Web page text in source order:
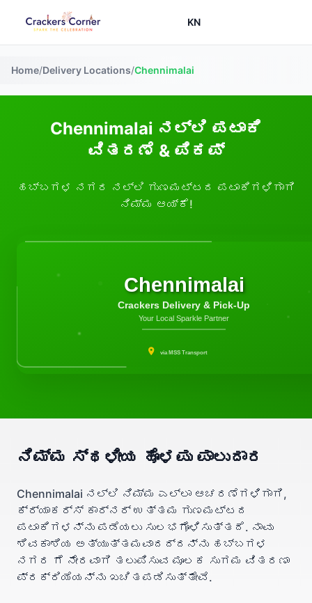
KN
Home/Delivery Locations/Chennimalai
Chennimalai ನಲ್ಲಿ ಪಟಾಕಿ
ವಿತರಣೆ & ಪಿಕಪ್
ಹಬ್ಬಗಳ ನಗರ ನಲ್ಲಿ ಗುಣಮಟ್ಟದ ಪಟಾಕಿಗಳಿಗಾಗಿ
ನಿಮ್ಮ ಆಯ್ಕೆ!
Chennimalai
Crackers Delivery & Pick-Up
Your Local Sparkle Partner
via MSS Transport
ನಿಮ್ಮ ಸ್ಥಳೀಯ ಹೊಳಪು ಪಾಲುದಾರ
Chennimalai ನಲ್ಲಿ ನಿಮ್ಮ ಎಲ್ಲಾ ಆಚರಣೆಗಳಿಗಾಗಿ,
ಕ್ರ್ಯಾಕರ್ಸ್ ಕಾರ್ನರ್ ಉತ್ತಮ ಗುಣಮಟ್ಟದ
ಪಟಾಕಿಗಳನ್ನು ಪಡೆಯಲು ಸುಲಭಗೊಳಿಸುತ್ತದೆ. ನಾವು
ಶಿವಕಾಶಿಯ ಅತ್ಯುತ್ತಮವಾದದ್ದನ್ನು ಹಬ್ಬಗಳ
ನಗರ ಗೆ ನೇರವಾಗಿ ತಲುಪಿಸುವ ಮೂಲಕ ಸುಗಮ ವಿತರಣಾ
ಪ್ರಕ್ರಿಯೆಯನ್ನು ಖಚಿತಪಡಿಸುತ್ತೇವೆ.